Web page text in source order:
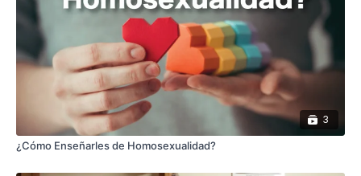
3
¿Cómo Enseñarles de Homosexualidad?